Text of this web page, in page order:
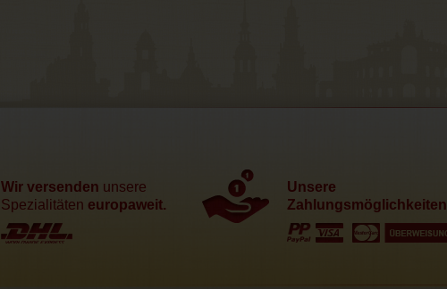
Wir versenden unsere
Spezialitäten europaweit.
Unsere
Zahlungsmöglichkeiten